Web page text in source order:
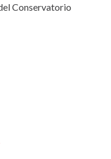
Conservatorio